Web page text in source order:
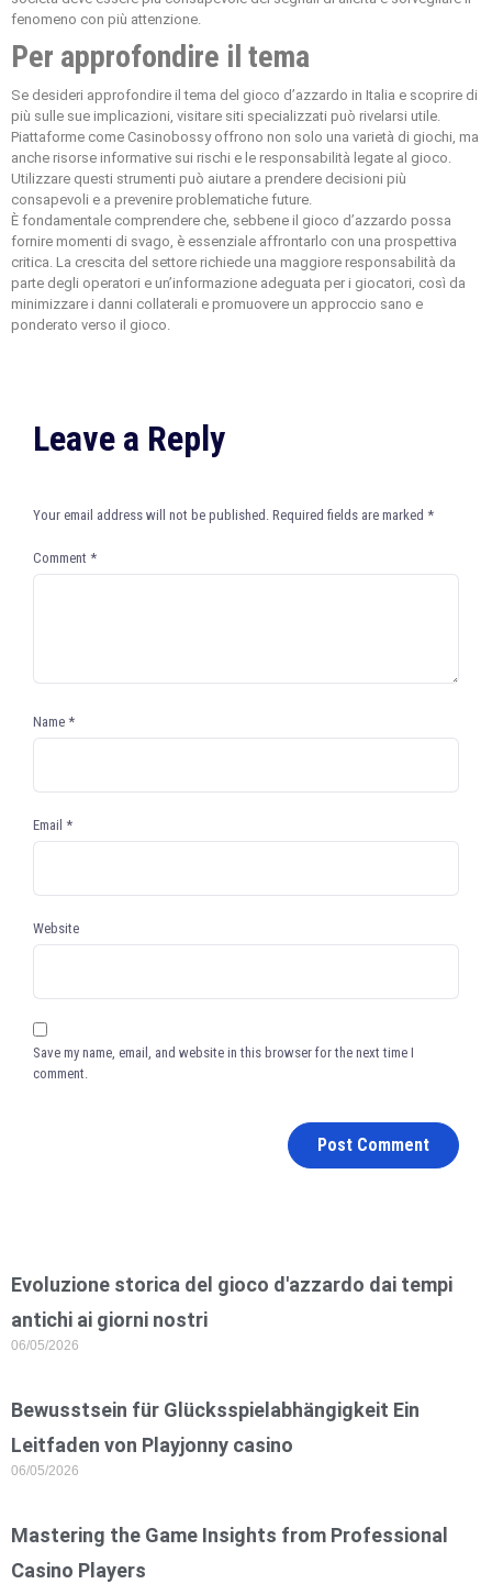
fenomeno con più attenzione.
Per approfondire il tema
Se desideri approfondire il tema del gioco d’azzardo in Italia e scoprire di
più sulle sue implicazioni, visitare siti specializzati può rivelarsi utile.
Piattaforme come Casinobossy offrono non solo una varietà di giochi, ma
anche risorse informative sui rischi e le responsabilità legate al gioco.
Utilizzare questi strumenti può aiutare a prendere decisioni più
consapevoli e a prevenire problematiche future.
È fondamentale comprendere che, sebbene il gioco d’azzardo possa
fornire momenti di svago, è essenziale affrontarlo con una prospettiva
critica. La crescita del settore richiede una maggiore responsabilità da
parte degli operatori e un’informazione adeguata per i giocatori, così da
minimizzare i danni collaterali e promuovere un approccio sano e
ponderato verso il gioco.
Leave a Reply
Your email address will not be published. Required fields are marked *
Comment *
Name *
Email *
Website
Save my name, email, and website in this browser for the next time I
comment.
Evoluzione storica del gioco d'azzardo dai tempi
antichi ai giorni nostri
06/05/2026
Bewusstsein für Glücksspielabhängigkeit Ein
Leitfaden von Playjonny casino
06/05/2026
Mastering the Game Insights from Professional
Casino Players